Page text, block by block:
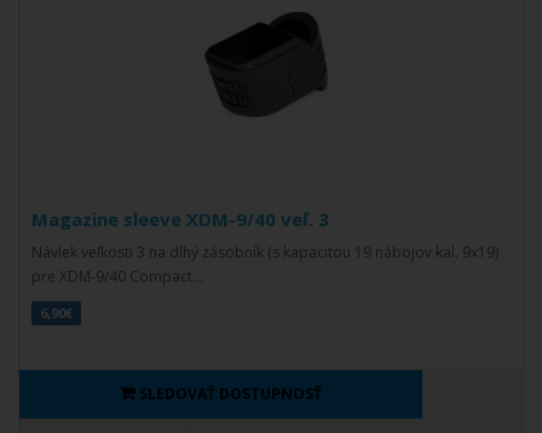
Magazine sleeve XDM-9/40 veľ. 3
Návlek veľkosti 3 na dlhý zásobník (s kapacitou 19 nábojov kal. 9x19)
pre XDM-9/40 Compact...
6,90€
SLEDOVAŤ DOSTUPNOSŤ